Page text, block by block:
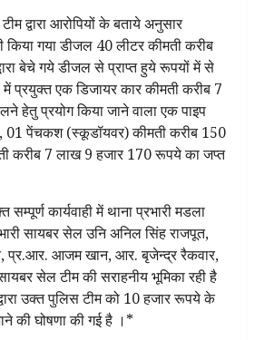
द्वारा आरोपियों के बताये अनुसार
किया गया डीजल 40 लीटर कीमती करीब
बेचे गये डीजल से प्राप्त हुये रूपयों में से
प्रयुक्त एक डिजायर कार कीमती करीब 7
हेतु प्रयोग किया जाने वाला एक पाइप
01 पेंचकश (स्कूडॉयवर) कीमती करीब 150
करीब 7 लाख 9 हजार 170 रूपये का जप्त
कार्यवाही में थाना प्रभारी मडला
सायबर सेल उनि अनिल सिंह राजपूत,
प्र.आर. आजम खान, आर. बृजेन्द्र रैकवार,
सेल टीम की सराहनीय भूमिका रही है
उक्त पुलिस टीम को 10 हजार रूपये के
की घोषणा की गई है ।*